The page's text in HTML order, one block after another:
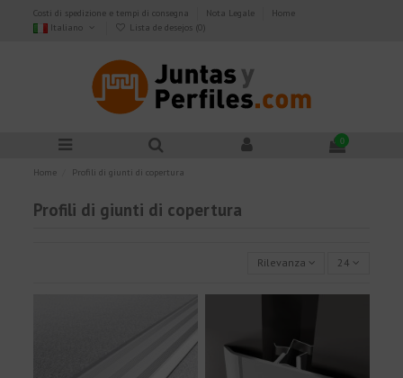
Costi di spedizione e tempi di consegna Nota Legale
Home
Italiano
Lista de desejos (0)
0
Home Profili di giunti di copertura
Profili di giunti di copertura
Rilevanza 24